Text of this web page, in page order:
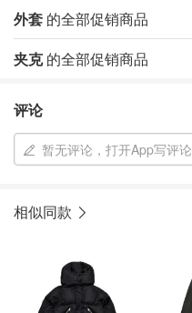
外套 的全部促销商品
夹克的全部促销商品
评论
暂无评论，打开App写评论
相似同款